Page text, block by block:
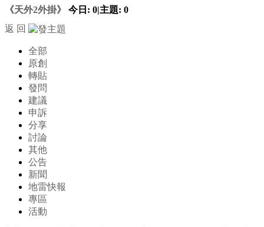
《天外2外掛》
今日: 0|主題: 0
返 回
全部
原創
轉貼
發問
建議
申訴
分享
討論
其他
公告
新聞
地雷快報
專區
活動